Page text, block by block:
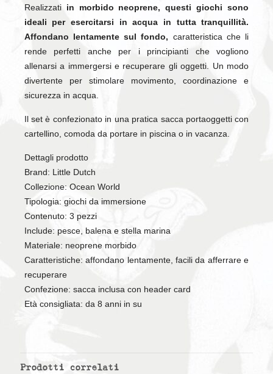
Realizzatiin morbido neoprene, questi giochi sono
ideali per esercitarsi in acqua in tutta tranquillità.
Affondano lentamente sul fondo, caratteristica che li
rende perfetti anche per i principianti che vogliono
allenarsi a immergersi e recuperare gli oggetti. Un modo
divertente per stimolare movimento, coordinazione e
sicurezza in acqua.
Il set è confezionato in una pratica sacca portaoggetti con
cartellino, comoda da portare in piscina o in vacanza.
Dettagli prodotto
Brand: Little Dutch
Collezione: Ocean World
Tipologia: giochi da immersione
Contenuto: 3 pezzi
Include: pesce, balena e stella marina
Materiale: neoprene morbido
Caratteristiche: affondano lentamente, facili da afferrare e
recuperare
Confezione: sacca inclusa con header card
Età consigliata: da 8 anni in su
Prodotti correlati